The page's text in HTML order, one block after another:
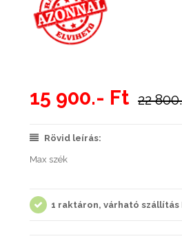
15 900.- Ft 22
Rövid leírás:
Max szék
1 raktáron, várható